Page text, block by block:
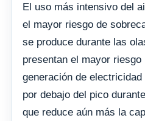
El uso más intensivo del
el mayor riesgo de
se produce durante las
presentan el mayor
generación de
por debajo del pico
que reduce aún más la